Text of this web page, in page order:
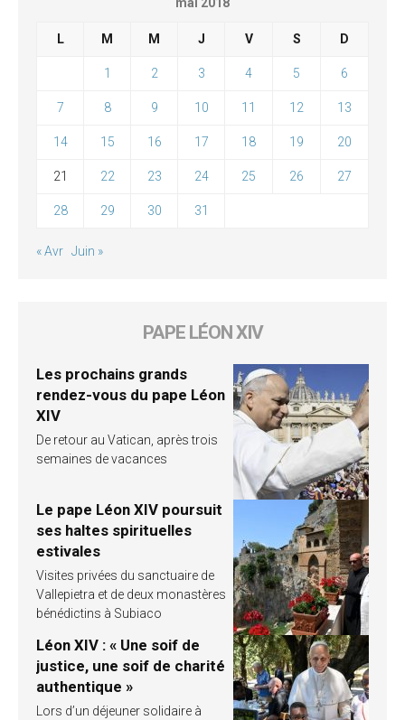
mai 2018
L M M J V S D
1 2 3 4 5 6
7 8 9 10 11 12 13
14 15 16 17 18 19 20
21 22 23 24 25 26 27
28 29 30 31
« Avr Juin »
PAPE LÉON XIV
Les prochains grands
rendez-vous du pape Léon
XIV
De retour au Vatican, après trois
semaines de vacances
Le pape Léon XIV poursuit
ses haltes spirituelles
estivales
Visites privées du sanctuaire de
Vallepietra et de deux monastères
bénédictins à Subiaco
Léon XIV : « Une soif de
justice, une soif de charité
authentique »
Lors d’un déjeuner solidaire à